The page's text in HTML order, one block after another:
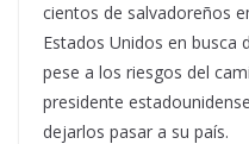
cientos de salvadoreños
Estados Unidos en busca
pese a los riesgos del
presidente
dejarlos pasar a su país.